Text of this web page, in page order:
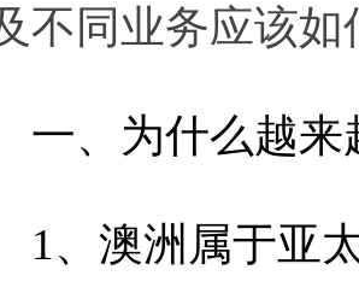
不同业务应该如
一、为什么越来
1、澳洲属于亚